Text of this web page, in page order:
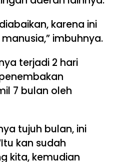
karena ini
imbuhnya.
terjadi 2 hari
7 bulan oleh
tujuh bulan, ini
kan sudah
kita, kemudian